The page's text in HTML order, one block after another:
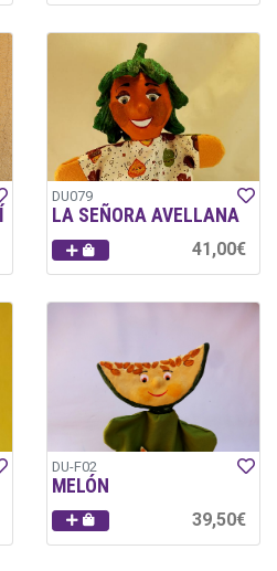
DU079
LA SEÑORA AVELLANA
41,00€
DU-F02
MELÓN
39,50€